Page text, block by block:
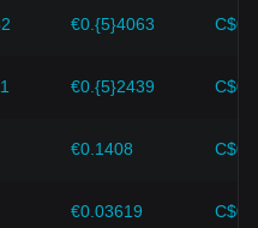
€0.{5}4063
€0.{5}2439
€0.1408
€0.03619